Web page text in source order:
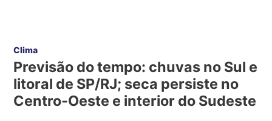
Clima
Previsão do tempo: chuvas no Sul e
litoral de SP/RJ; seca persiste no
Centro-Oeste e interior do Sudeste